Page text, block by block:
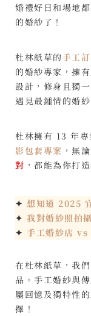
婚禮好日和場地
的婚紗了！
杜林紙草的 手工
的婚紗專家，擁
設計，修身且獨
遇見最鍾情的婚
杜林擁有 13 年
影包套專案 ，無
對 ，都能為你打
✦ 想知道 2025
✦ 我對婚紗照拍
✦ 手工婚紗店 vs
在杜林紙草，我
品。手工婚紗與
屬回憶及獨特性
擇！